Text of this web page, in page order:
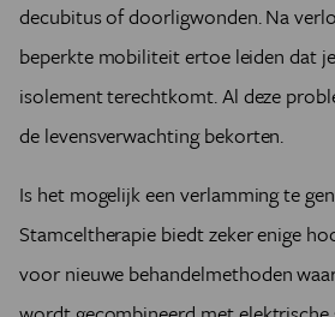
decubitus of doorligwonden. Na
beperkte mobiliteit ertoe leiden dat
isolement terechtkomt. Al deze
de levensverwachting bekorten.
Is het mogelijk een verlamming te
Stamceltherapie biedt zeker enige
voor nieuwe behandelmethoden